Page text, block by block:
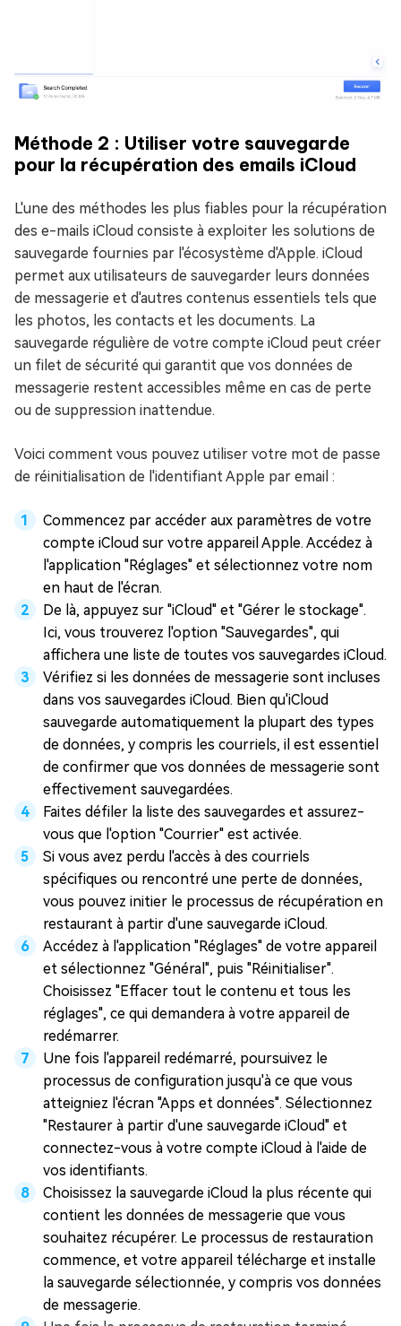
Méthode 2 : Utiliser votre sauvegarde
pour la récupération des emails iCloud
L'une des méthodes les plus fiables pour la récupération
des e-mails iCloud consiste à exploiter les solutions de
sauvegarde fournies par l'écosystème d'Apple. iCloud
permet aux utilisateurs de sauvegarder leurs données
de messagerie et d'autres contenus essentiels tels que
les photos, les contacts et les documents. La
sauvegarde régulière de votre compte iCloud peut créer
un filet de sécurité qui garantit que vos données de
messagerie restent accessibles même en cas de perte
ou de suppression inattendue.
Voici comment vous pouvez utiliser votre mot de passe
de réinitialisation de l'identifiant Apple par email :
Commencez par accéder aux paramètres de votre
compte iCloud sur votre appareil Apple. Accédez à
l'application "Réglages" et sélectionnez votre nom
en haut de l'écran.
De là, appuyez sur "iCloud" et "Gérer le stockage".
Ici, vous trouverez l'option "Sauvegardes", qui
affichera une liste de toutes vos sauvegardes iCloud.
Vérifiez si les données de messagerie sont incluses
dans vos sauvegardes iCloud. Bien qu'iCloud
sauvegarde automatiquement la plupart des types
de données, y compris les courriels, il est essentiel
de confirmer que vos données de messagerie sont
effectivement sauvegardées.
Faites défiler la liste des sauvegardes et assurez-
vous que l'option "Courrier" est activée.
Si vous avez perdu l'accès à des courriels
spécifiques ou rencontré une perte de données,
vous pouvez initier le processus de récupération en
restaurant à partir d'une sauvegarde iCloud.
Accédez à l'application "Réglages" de votre appareil
et sélectionnez "Général", puis "Réinitialiser".
Choisissez "Effacer tout le contenu et tous les
réglages", ce qui demandera à votre appareil de
redémarrer.
Une fois l'appareil redémarré, poursuivez le
processus de configuration jusqu'à ce que vous
atteigniez l'écran "Apps et données". Sélectionnez
"Restaurer à partir d'une sauvegarde iCloud" et
connectez-vous à votre compte iCloud à l'aide de
vos identifiants.
Choisissez la sauvegarde iCloud la plus récente qui
contient les données de messagerie que vous
souhaitez récupérer. Le processus de restauration
commence, et votre appareil télécharge et installe
la sauvegarde sélectionnée, y compris vos données
de messagerie.